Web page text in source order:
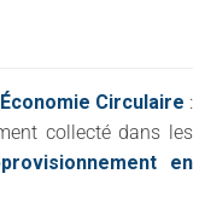
Économie Circulaire :
collecté dans les
en